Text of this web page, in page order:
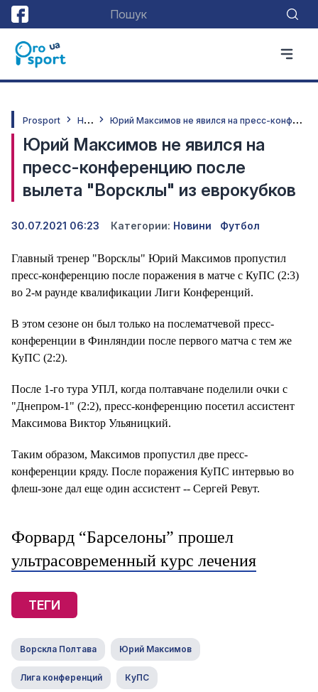
Prosport Н
овини Ю
рий Максимов не явился на пресс-конференцию после вылета "Ворсклы" из еврокубков
Юрий Максимов не явился на
пресс-конференцию после
вылета "Ворсклы" из еврокубков
30.07.2021 06:23 Категории: Новини Футбол
Главный тренер "Ворсклы" Юрий Максимов пропустил
пресс-конференцию после поражения в матче с КуПС (2:3)
во 2-м раунде квалификации Лиги Конференций.
В этом сезоне он был только на послематчевой пресс-
конференции в Финляндии после первого матча с тем же
КуПС (2:2).
После 1-го тура УПЛ, когда полтавчане поделили очки с
"Днепром-1" (2:2), пресс-конференцию посетил ассистент
Максимова Виктор Ульяницкий.
Таким образом, Максимов пропустил две пресс-
конференции кряду. После поражения КуПС интервью во
флеш-зоне дал еще один ассистент -- Сергей Ревут.
Форвард “Барселоны” прошел
ультрасовременный курс лечения
ТЕГИ
Ворскла Полтава Юрий Максимов
Лига конференций КуПС